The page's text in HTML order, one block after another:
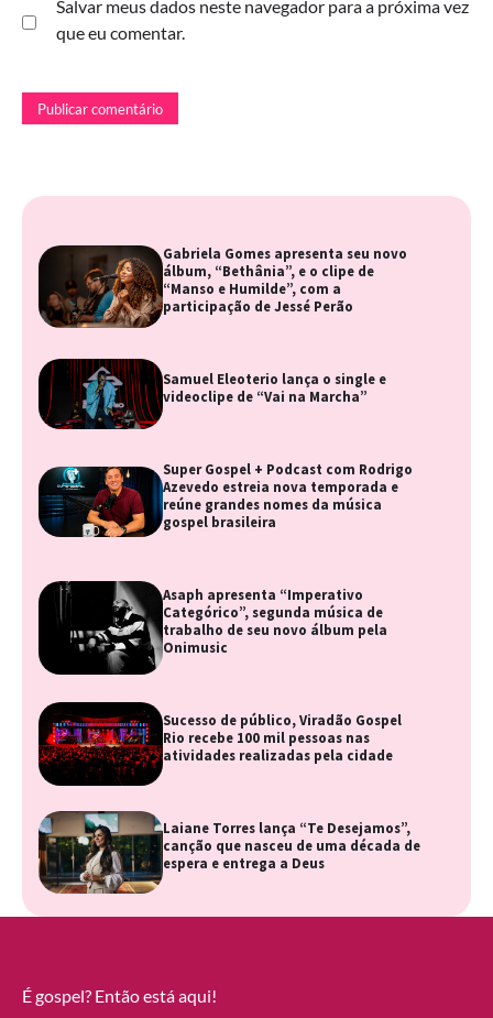
Salvar meus dados neste navegador para a próxima vez
que eu comentar.
Gabriela Gomes apresenta seu novo
álbum, “Bethânia”, e o clipe de
“Manso e Humilde”, com a
participação de Jessé Perão
Samuel Eleoterio lança o single e
videoclipe de “Vai na Marcha”
Super Gospel + Podcast com Rodrigo
Azevedo estreia nova temporada e
reúne grandes nomes da música
gospel brasileira
Asaph apresenta “Imperativo
Categórico”, segunda música de
trabalho de seu novo álbum pela
Onimusic
Sucesso de público, Viradão Gospel
Rio recebe 100 mil pessoas nas
atividades realizadas pela cidade
Laiane Torres lança “Te Desejamos”,
canção que nasceu de uma década de
espera e entrega a Deus
É gospel? Então está aqui!